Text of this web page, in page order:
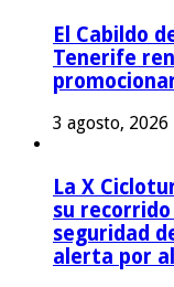
El Cabildo
Tenerife
3 agosto, 2026
La X
su
seguridad
alerta por